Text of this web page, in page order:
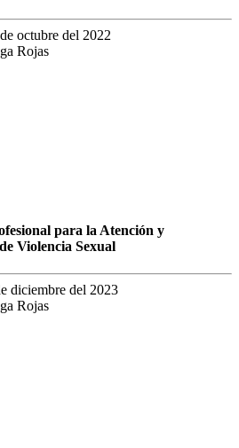
octubre del 2022
Rojas
para la Atención y
Violencia Sexual
diciembre del 2023
Rojas